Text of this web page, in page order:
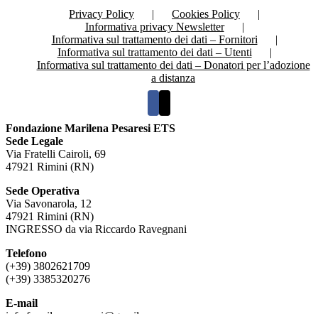
Privacy Policy
Cookies Policy
Informativa privacy Newsletter
Informativa sul trattamento dei dati – Fornitori
Informativa sul trattamento dei dati – Utenti
Informativa sul trattamento dei dati – Donatori per l’adozione
a distanza
Fondazione Marilena Pesaresi ETS
Sede Legale
Via Fratelli Cairoli, 69
47921 Rimini (RN)
Sede Operativa
Via Savonarola, 12
47921 Rimini (RN)
INGRESSO da via Riccardo Ravegnani
Telefono
(+39) 3802621709
(+39) 3385320276
E-mail